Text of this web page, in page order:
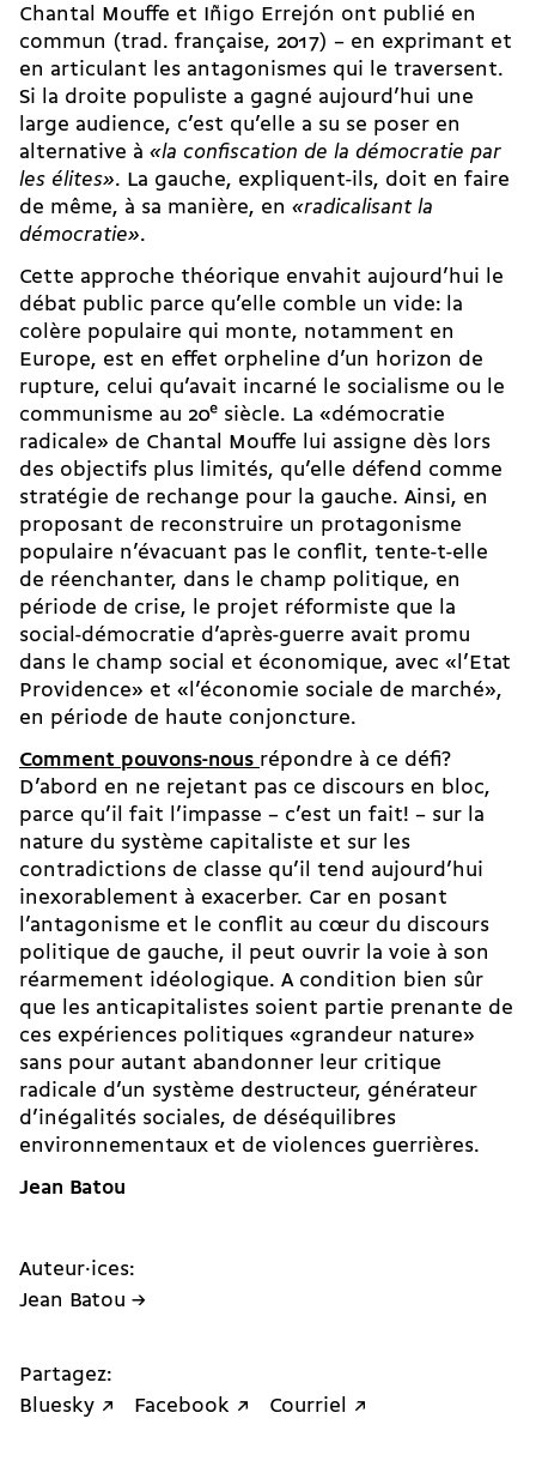
Chantal Mouffe et Iñigo Errejón ont publié en
commun (trad. française, 2017) – en exprimant et
en articulant les antagonismes qui le traversent.
Si la droite populiste a gagné aujourd’hui une
large audience, c’est qu’elle a su se poser en
alternative à «la confiscation de la démocratie par
les élites». La gauche, expliquent-ils, doit en faire
de même, à sa manière, en «radicalisant la
démocratie».
Cette approche théorique envahit aujourd’hui le
débat public parce qu’elle comble un vide: la
colère populaire qui monte, notamment en
Europe, est en effet orpheline d’un horizon de
rupture, celui qu’avait incarné le socialisme ou le
communisme au 20e siècle. La «démocratie
radicale» de Chantal Mouffe lui assigne dès lors
des objectifs plus limités, qu’elle défend comme
stratégie de rechange pour la gauche. Ainsi, en
proposant de reconstruire un protagonisme
populaire n’évacuant pas le conflit, tente-t-elle
de réenchanter, dans le champ politique, en
période de crise, le projet réformiste que la
social-démocratie d’après-guerre avait promu
dans le champ social et économique, avec «l’Etat
Providence» et «l’économie sociale de marché»,
en période de haute conjoncture.
Comment pouvons-nous répondre à ce défi?
D’abord en ne rejetant pas ce discours en bloc,
parce qu’il fait l’impasse – c’est un fait! – sur la
nature du système capitaliste et sur les
contradictions de classe qu’il tend aujourd’hui
inexorablement à exacerber. Car en posant
l’antagonisme et le conflit au cœur du discours
politique de gauche, il peut ouvrir la voie à son
réarmement idéologique. A condition bien sûr
que les anticapitalistes soient partie prenante de
ces expériences politiques «grandeur nature»
sans pour autant abandonner leur critique
radicale d’un système destructeur, générateur
d’inégalités sociales, de déséquilibres
environnementaux et de violences guerrières.
Jean Batou
Auteur·ices:
Jean Batou →
Partagez:
Bluesky ↗
Facebook ↗ Courriel ↗